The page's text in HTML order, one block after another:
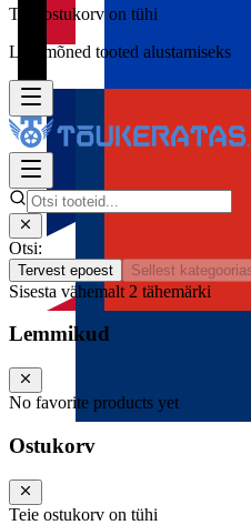
Teie ostukorv on tühi
Lisa mõned tooted alustamiseks
Otsi:
Tervest epoest Sellest
Sisesta vähemalt 2 tähemärki
Lemmikud
No favorite products yet
Ostukorv
Teie ostukorv on tühi